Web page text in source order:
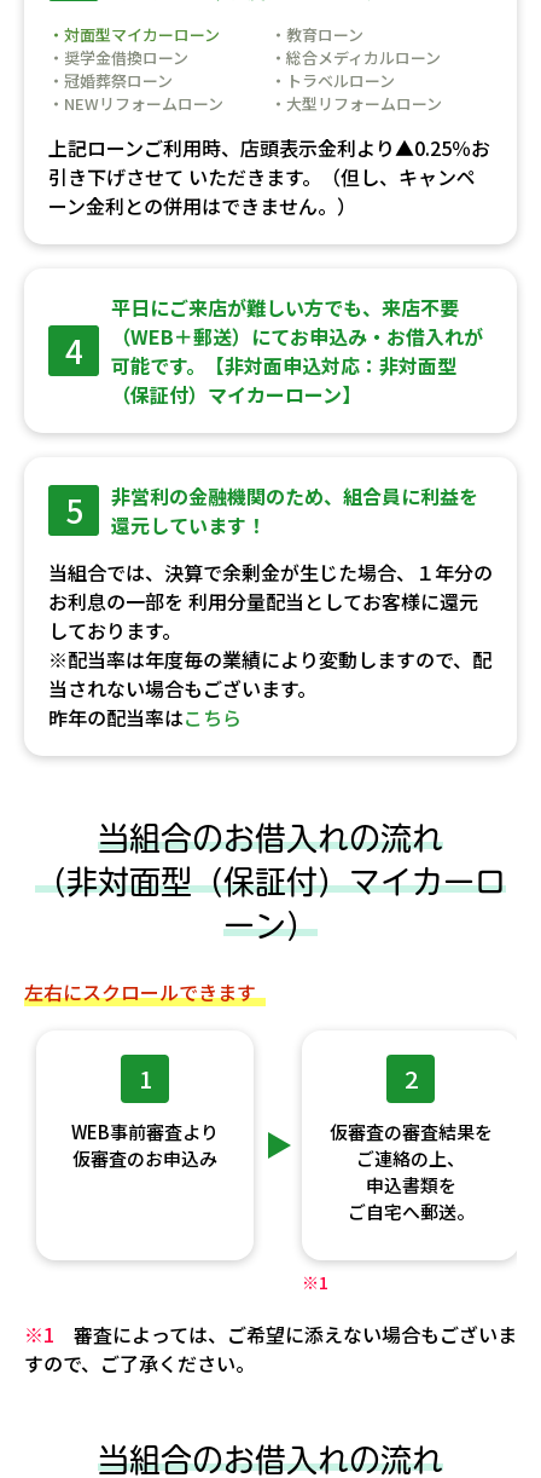
・対面型マイカーローン
・教育ローン
・奨学金借換ローン
・総合メディカルローン
・冠婚葬祭ローン
・トラベルローン
・NEWリフォームローン
・大型リフォームローン
上記ローンご利用時、店頭表示金利より▲0.25％お
引き下げさせて いただきます。（但し、キャンペ
ーン金利との併用はできません。）
4
平日にご来店が難しい方でも、来店不要
（WEB＋郵送）にてお申込み・お借入れが
可能です。【非対面申込対応：非対面型
（保証付）マイカーローン】
5
非営利の金融機関のため、組合員に利益を
還元しています！
当組合では、決算で余剰金が生じた場合、１年分の
お利息の一部を 利用分量配当としてお客様に還元
しております。
※配当率は年度毎の業績により変動しますので、配
当されない場合もございます。
昨年の配当率はこちら
当組合のお借入れの流れ
（非対面型（保証付）マイカーロ
ーン）
左右にスクロールできます
1
WEB事前審査より
仮審査のお申込み
2
仮審査の審査結果を
ご連絡の上、
申込書類を
ご自宅へ郵送。
※1
※1 審査によっては、ご希望に添えない場合もございま
すので、ご了承ください。
当組合のお借入れの流れ